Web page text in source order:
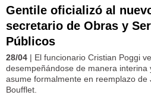
Gentile oficializó al
secretario de Obras y
Públicos
28/04 | El funcionario Cristian Poggi
desempeñándose de manera interina
asume formalmente en reemplazo de
Boufflet.